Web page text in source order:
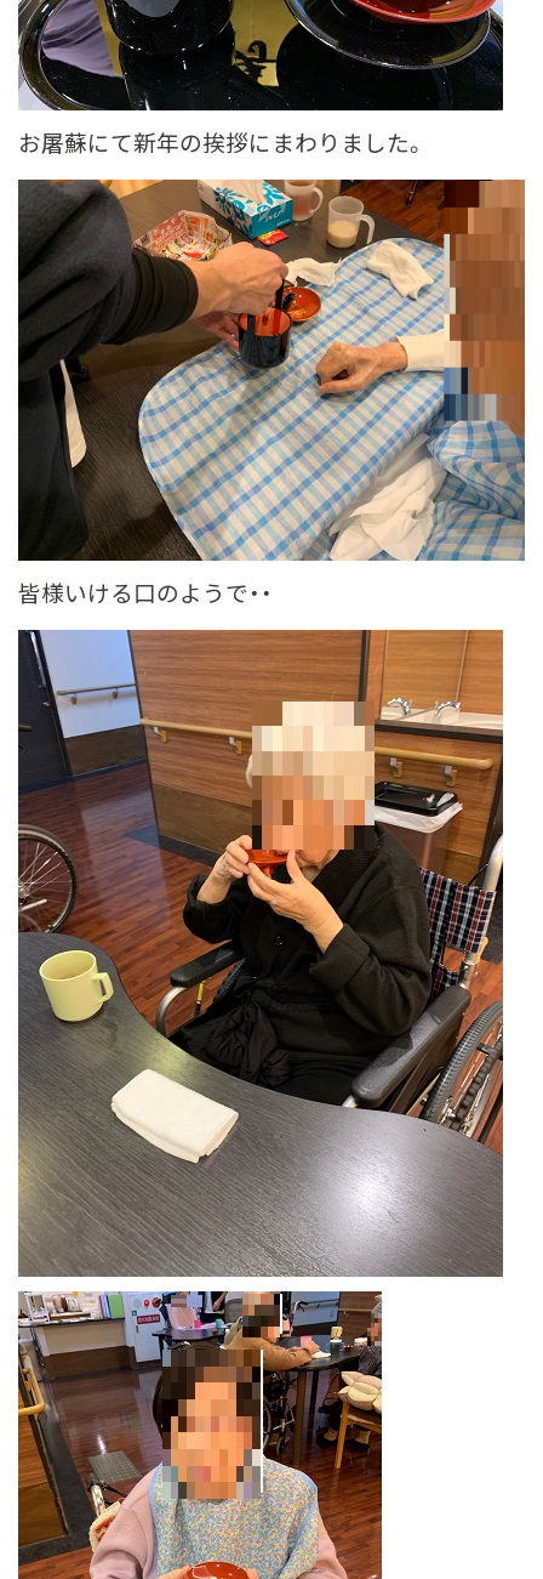
お屠蘇にて新年の挨拶にまわりました。
皆様いける口のようで・・